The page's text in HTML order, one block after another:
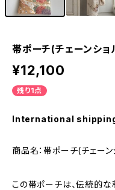
帯ポーチ(チェーンショ
¥12,100
残り1点
International
商品名：帯ポーチ(チェーン
この帯ポーチは、伝統的